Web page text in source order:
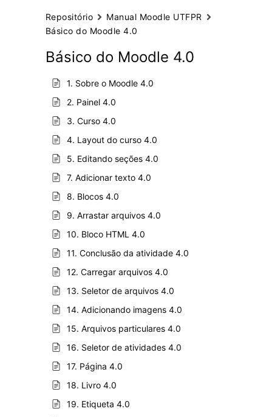
Repositório
Manual Moodle UTFPR
Básico do Moodle 4.0
Básico do Moodle 4.0
1. Sobre o Moodle 4.0
2. Painel 4.0
3. Curso 4.0
4. Layout do curso 4.0
5. Editando seções 4.0
7. Adicionar texto 4.0
8. Blocos 4.0
9. Arrastar arquivos 4.0
10. Bloco HTML 4.0
11. Conclusão da atividade 4.0
12. Carregar arquivos 4.0
13. Seletor de arquivos 4.0
14. Adicionando imagens 4.0
15. Arquivos particulares 4.0
16. Seletor de atividades 4.0
17. Página 4.0
18. Livro 4.0
19. Etiqueta 4.0